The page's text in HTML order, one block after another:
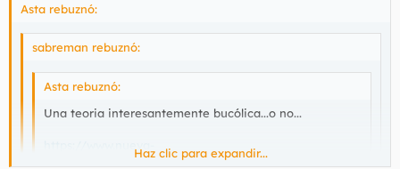
Asta rebuznó:
sabreman rebuznó:
Asta rebuznó:
Una teoria interesantemente bucólica...o no...
acropolis.es/FondoCultural/ciencia/Ciencia4.htm
Haz clic para expandir...
Haz clic para expandir...